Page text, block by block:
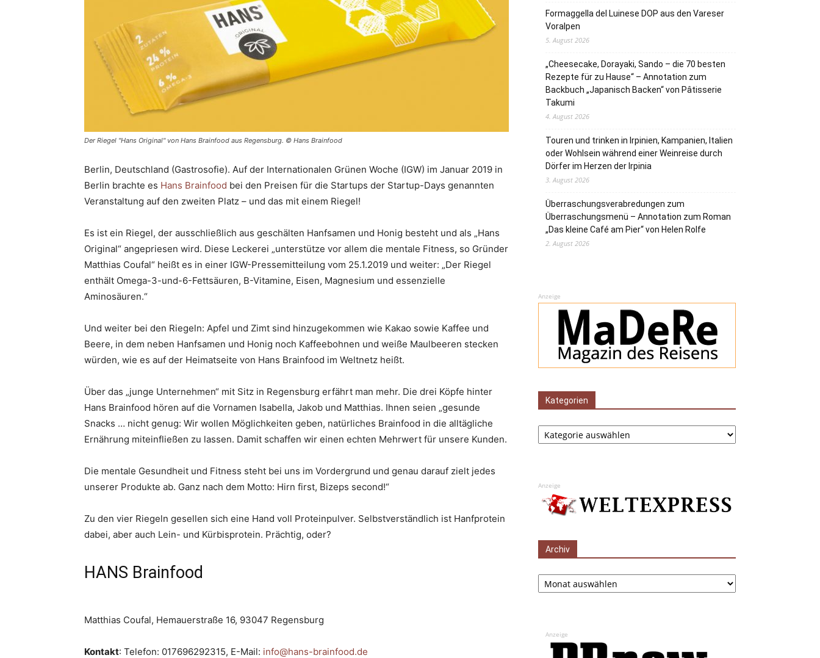
Der Riegel "Hans Original" von Hans Brainfood aus Regensburg. © Hans Brainfood
Berlin, Deutschland (Gastrosofie). Auf der Internationalen Grünen Woche (IGW) im Januar 2019 in
Berlin brachte es Hans Brainfood bei den Preisen für die Startups der Startup-Days genannten
Veranstaltung auf den zweiten Platz – und das mit einem Riegel!
Es ist ein Riegel, der ausschließlich aus geschälten Hanfsamen und Honig besteht und als „Hans
Original“ angepriesen wird. Diese Leckerei „unterstütze vor allem die mentale Fitness, so Gründer
Matthias Coufal“ heißt es in einer IGW-Pressemitteilung vom 25.1.2019 und weiter: „Der Riegel
enthält Omega-3-und-6-Fettsäuren, B-Vitamine, Eisen, Magnesium und essenzielle
Aminosäuren.“
Und weiter bei den Riegeln: Apfel und Zimt sind hinzugekommen wie Kakao sowie Kaffee und
Beere, in dem neben Hanfsamen und Honig noch Kaffeebohnen und weiße Maulbeeren stecken
würden, wie es auf der Heimatseite von Hans Brainfood im Weltnetz heißt.
Über das „junge Unternehmen“ mit Sitz in Regensburg erfährt man mehr. Die drei Köpfe hinter
Hans Brainfood hören auf die Vornamen Isabella, Jakob und Matthias. Ihnen seien „gesunde
Snacks … nicht genug: Wir wollen Möglichkeiten geben, natürliches Brainfood in die alltägliche
Ernährung miteinfließen zu lassen. Damit schaffen wir einen echten Mehrwert für unsere Kunden.
Die mentale Gesundheit und Fitness steht bei uns im Vordergrund und genau darauf zielt jedes
unserer Produkte ab. Ganz nach dem Motto: Hirn first, Bizeps second!“
Zu den vier Riegeln gesellen sich eine Hand voll Proteinpulver. Selbstverständlich ist Hanfprotein
dabei, aber auch Lein- und Kürbisprotein. Prächtig, oder?
HANS Brainfood
Matthias Coufal, Hemauerstraße 16, 93047 Regensburg
Kontakt: Telefon: 017696292315, E-Mail: info@hans-brainfood.de
Formaggella del Luinese DOP aus den Vareser
Voralpen
5. August 2026
„Cheesecake, Dorayaki, Sando – die 70 besten
Rezepte für zu Hause“ – Annotation zum
Backbuch „Japanisch Backen“ von Pâtisserie
Takumi
4. August 2026
Touren und trinken in Irpinien, Kampanien, Italien
oder Wohlsein während einer Weinreise durch
Dörfer im Herzen der Irpinia
3. August 2026
Überraschungsverabredungen zum
Überraschungsmenü – Annotation zum Roman
„Das kleine Café am Pier“ von Helen Rolfe
2. August 2026
Anzeige
Kategorien
Kategorien
Anzeige
Archiv
Archiv
Anzeige